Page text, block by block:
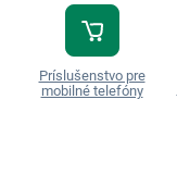
Príslušenstvo pre
mobilné telefóny